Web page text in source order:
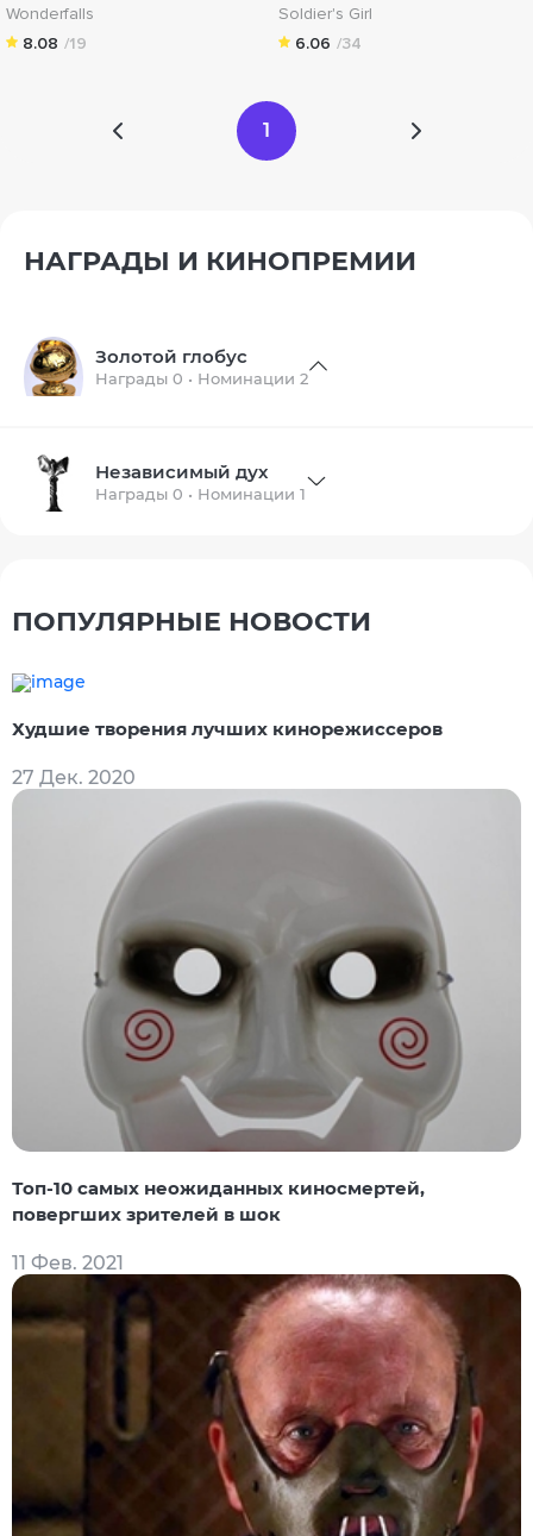
Wonderfalls
8.08 /19
Soldier's Girl
6.06 /34
1
НАГРАДЫ И КИНОПРЕМИИ
Золотой глобус
Награды 0 • Номинации 2
Независимый дух
Награды 0 • Номинации 1
ПОПУЛЯРНЫЕ НОВОСТИ
Худшие творения лучших кинорежиссеров
27 Дек. 2020
Топ-10 самых неожиданных киносмертей,
повергших зрителей в шок
11 Фев. 2021